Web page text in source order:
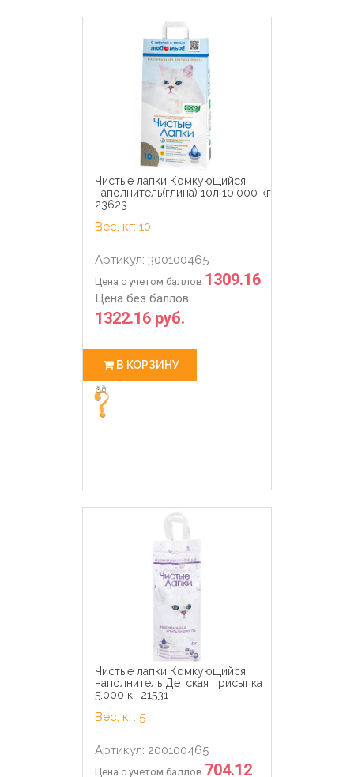
Чистые лапки Комкующийся
наполнитель(глина) 10л 10.000 кг
23623
Вес, кг: 10
Артикул: 300100465
Цена с учетом баллов 1309.16
Цена без баллов:
1322.16 руб.
В КОРЗИНУ
Чистые лапки Комкующийся
наполнитель Детская присыпка
5.000 кг 21531
Вес, кг: 5
Артикул: 200100465
Цена с учетом баллов 704.12